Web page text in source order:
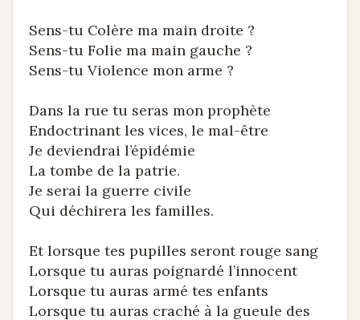
Sens-tu Colère ma main droite ?
Sens-tu Folie ma main gauche ?
Sens-tu Violence mon arme ?
Dans la rue tu seras mon prophète
Endoctrinant les vices, le mal-être
Je deviendrai l’épidémie
La tombe de la patrie.
Je serai la guerre civile
Qui déchirera les familles.
Et lorsque tes pupilles seront rouge sang
Lorsque tu auras poignardé l’innocent
Lorsque tu auras armé tes enfants
Lorsque tu auras craché à la gueule des